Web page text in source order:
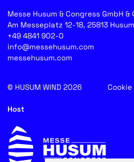
Messe Husum & Congress GmbH &
Am Messeplatz 12-18, 25813 Husum
+49 4841 902-0
info@messehusum.com
messehusum.com
© HUSUM WIND 2026 Cookie
Host